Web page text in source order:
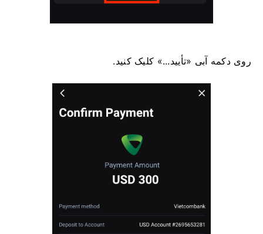
روی دکمه آبی «تأیید...» کلیک کنید.